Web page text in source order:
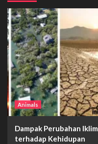
Animals
Dampak Perubahan Iklim
terhadap Kehidupan